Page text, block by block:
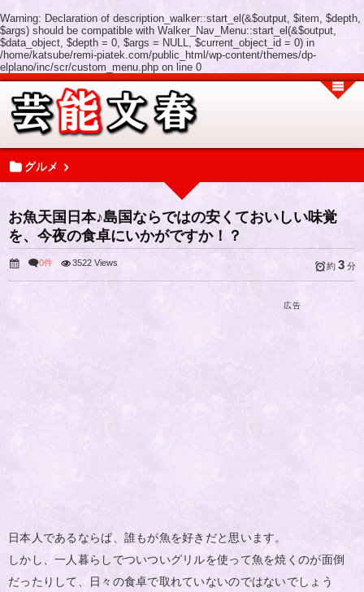
Warning: Declaration of description_walker::start_el(&$output, $item, $depth,
$args) should be compatible with Walker_Nav_Menu::start_el(&$output,
$data_object, $depth = 0, $args = NULL, $current_object_id = 0) in
/home/katsube/remi-piatek.com/public_html/wp-content/themes/dp-
elplano/inc/scr/custom_menu.php on line 0
グルメ
お魚天国日本♪島国ならではの安くておいしい味覚
を、今夜の食卓にいかがですか！？
0件 3522 Views 約 3 分
広告
日本人であるならば、誰もが魚を好きだと思います。
しかし、一人暮らしでついついグリルを使って魚を焼くのが面倒
だったりして、日々の食卓で取れていないのではないでしょう